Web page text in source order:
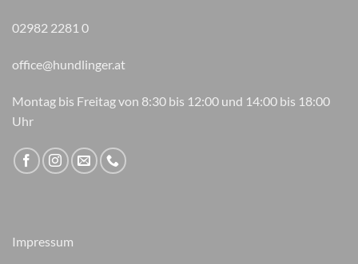
02982 2281 0
office@hundlinger.at
Montag bis Freitag von 8:30 bis 12:00 und 14:00 bis 18:00
Uhr
Impressum